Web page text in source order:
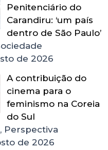
Penitenciário do
Carandiru: ‘um país
dentro de São Paulo’
de 2026
A contribuição do
cinema para o
feminismo na Coreia
do Sul
Perspectiva
de 2026